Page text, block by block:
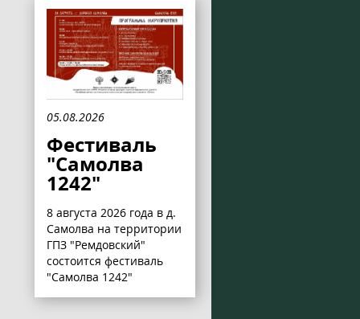
05.08.2026
Фестиваль
"Самолва
1242"
8 августа 2026 года в д.
Самолва на территории
ГПЗ "Ремдовский"
состоится фестиваль
"Самолва 1242"